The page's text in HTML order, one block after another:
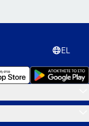
EL